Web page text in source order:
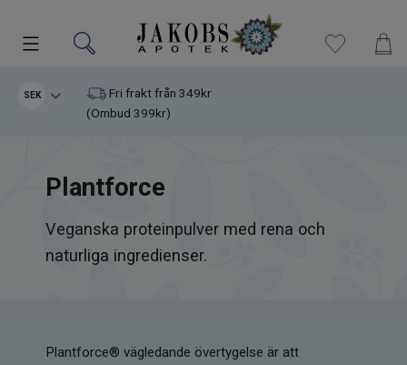
Kampanjer
Varumärken
Kosttillskott
SEK
Fri frakt från 349kr
(Ombud 399kr)
Plantforce
Veganska proteinpulver med rena och
naturliga ingredienser.
Plantforce® vägledande övertygelse är att